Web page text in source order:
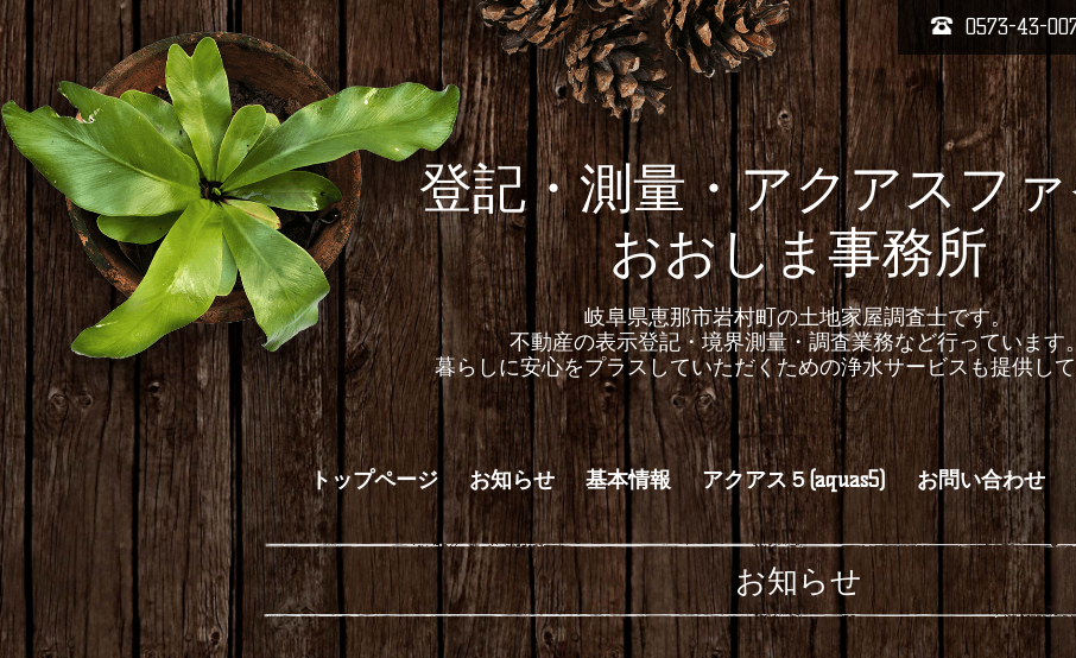
0573-43-
登記・測量・アクアスフ
おおしま事務所
岐阜県恵那市岩村町の土地家屋調査士です。
不動産の表示登記・境界測量・調査業務など行っています。
暮らしに安心をプラスしていただくための浄水サービスも提供して
トップページ お知らせ 基本情報 アクアス５(aquas5) お問い合わせ
お知らせ